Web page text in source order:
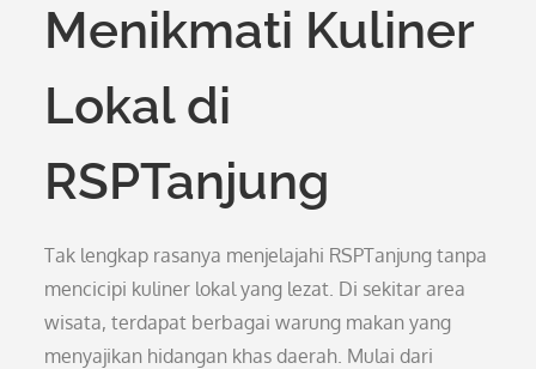
Menikmati Kuliner
Lokal di
RSPTanjung
Tak lengkap rasanya menjelajahi RSPTanjung tanpa
mencicipi kuliner lokal yang lezat. Di sekitar area
wisata, terdapat berbagai warung makan yang
menyajikan hidangan khas daerah. Mulai dari